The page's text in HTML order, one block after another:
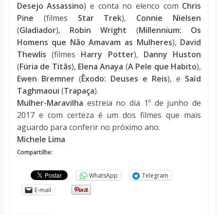
Desejo Assassino) e conta no elenco com Chris
Pine (filmes Star Trek), Connie Nielsen
(Gladiador), Robin Wright (Millennium: Os
Homens que Não Amavam as Mulheres), David
Thewlis (filmes Harry Potter), Danny Huston
(Fúria de Titãs), Elena Anaya (A Pele que Habito),
Ewen Bremner(Êxodo: Deuses e Reis), e Saïd
Taghmaoui (Trapaça).
Mulher-Maravilha estreia no dia 1º de junho de
2017 e com certeza é um dos filmes que mais
aguardo para conferir no próximo ano.
Michele Lima
Compartilhe:
WhatsApp
Telegram
E-mail